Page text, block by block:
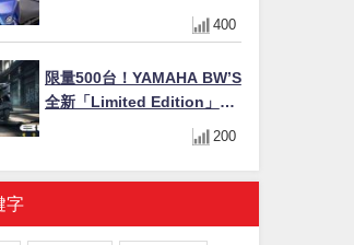
Easy Fit Bar Plus」！高
7mm後移16mm直上×三色×
400
限量500台！YAMAHA BW’S
全新「Limited Edition」都
市探索限定色 GOOPiMADE
200
字